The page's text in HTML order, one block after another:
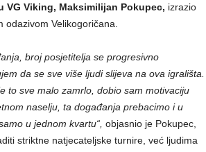
VG Viking, Maksimilijan Pokupec, izrazio
Velikogoričana.
broj posjetitelja se progresivno
da se sve više ljudi slijeva na ova igrališta.
to sve malo zamrlo, dobio sam motivaciju
naselju, ta događanja prebacimo i u
u jednom kvartu“, objasnio je Pokupec,
striktne natjecateljske turnire, već ljudima